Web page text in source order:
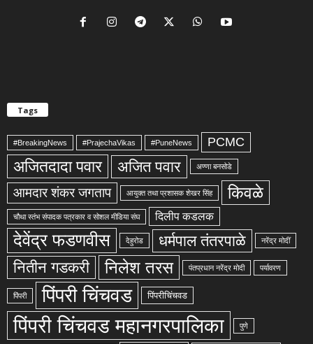
Tags
#BreakingNews #PrajechaVikas #PuneNews PCMC
अजितदादा पवार अजित पवार अण्णा बनसोडे
आमदार शंकर जगताप आयुक्त तथा प्रशासक शेखर सिंह किवळे
चौथा स्तंभ संपादक पत्रकार व सोशल मीडिया संघ दिलीप कडलक
देवेंद्र फडणवीस देहुरोड धर्मपाल तंतरपाळे नरेंद्र मोदीं
नितीन गडकरी निलेश तरस पंतप्रधान नरेंद्र मोदी पर्यावरण
पिंपरी पिंपरी चिंचवड पिंपरीचिंचवड
पिंपरी चिंचवड महानगरपालिका पुणे